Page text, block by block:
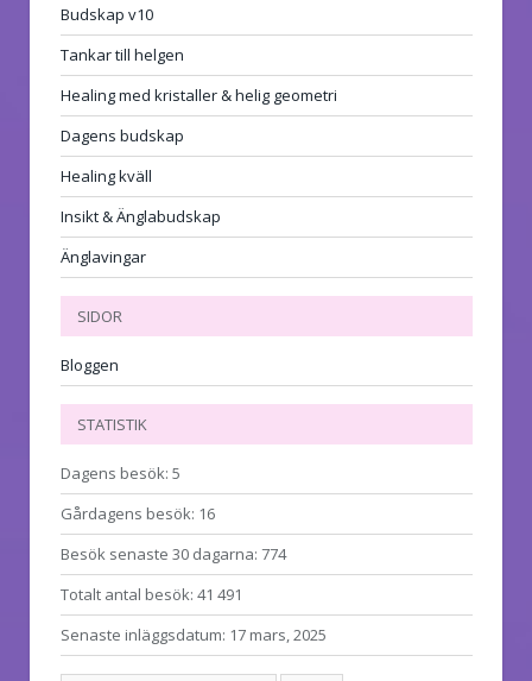
Budskap v10
Tankar till helgen
Healing med kristaller & helig geometri
Dagens budskap
Healing kväll
Insikt & Änglabudskap
Änglavingar
SIDOR
Bloggen
STATISTIK
Dagens besök: 5
Gårdagens besök: 16
Besök senaste 30 dagarna: 774
Totalt antal besök: 41 491
Senaste inläggsdatum: 17 mars, 2025